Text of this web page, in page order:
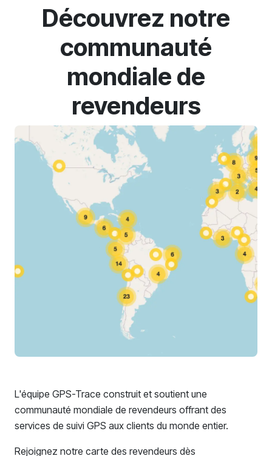
Découvrez notre
communauté
mondiale de
revendeurs
L'équipe GPS-Trace construit et soutient une
communauté mondiale de revendeurs offrant des
services de suivi GPS aux clients du monde entier.
Rejoignez notre carte des revendeurs dès